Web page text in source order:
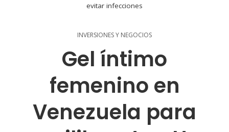
evitar infecciones
INVERSIONES Y NEGOCIOS
Gel íntimo
femenino en
Venezuela para